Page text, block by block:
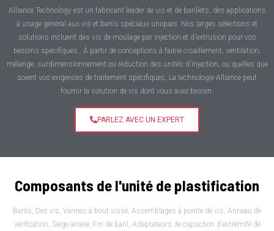
Alliance Technology est un fabricant leader de vis et de barillets, des applications
à usage général aux vis et barils spéciaux uniques. Nos larges sélections et
solutions incluent des vis de moulage par injection et d'extrusion pour vos
besoins spécifiques.. À partir de conceptions à faible cisaillement, ventilation,
mélange, surdimensionnement ou réduction des unités d'injection, ou quelles que
soient vos exigences de traitement spécifiques, La technologie Alliance peut
fournir la solution de vis dont vous avez besoin.
PARLEZ AVEC UN EXPERT
Composants de l'unité de plastification
Barils, Des vis, Vannes à bout vissé, Assemblages à pointe de vis, Anneau de
vérification, Siège arrière, Fin de baril, Adaptateurs de capuchon d'extrémité de